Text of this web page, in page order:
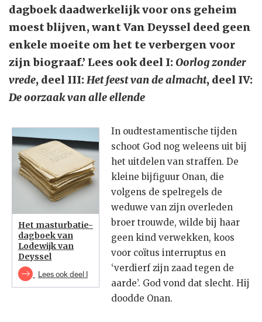
dagboek daadwerkelijk voor ons geheim
moest blijven, want Van Deyssel deed geen
enkele moeite om het te verbergen voor
zijn biograaf.’ Lees ook deel I: Oorlog zonder
vrede, deel III:Het feest van de almacht, deel IV:
De oorzaak van alle ellende
Het masturbatie-
dagboek van
Lodewijk van
Deyssel
Lees ook deel I
In oudtestamentische tijden
schoot God nog weleens uit bij
het uitdelen van straffen. De
kleine bijfiguur Onan, die
volgens de spelregels de
weduwe van zijn overleden
broer trouwde, wilde bij haar
geen kind verwekken, koos
voor coïtus interruptus en
‘verdierf zijn zaad tegen de
aarde’. God vond dat slecht. Hij
doodde Onan.